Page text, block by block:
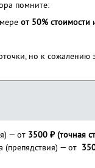
помните:
от 50% стоимости
но к
— от 3500 ₽ (точная
(препядствия) — от